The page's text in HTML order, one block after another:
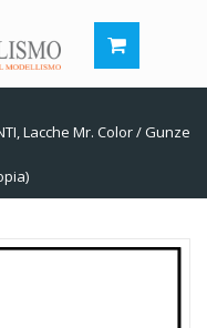
,Lacche Mr. Color / Gunze